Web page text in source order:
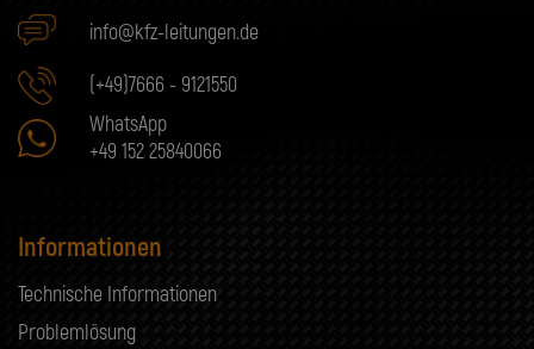
info@kfz-leitungen.de
(+49)7666 - 9121550
WhatsApp
+49 152 25840066
Informationen
Technische Informationen
Problemlösung